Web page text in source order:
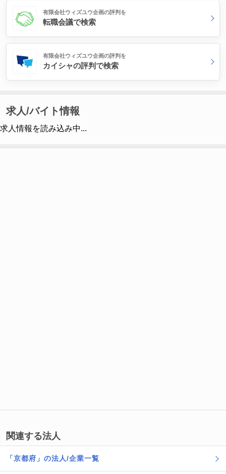
有限会社ウィズユウ企画の評判を
転職会議で検索
有限会社ウィズユウ企画の評判を
カイシャの評判で検索
求人/バイト情報
求人情報を読み込み中...
関連する法人
「京都府」の法人/企業一覧